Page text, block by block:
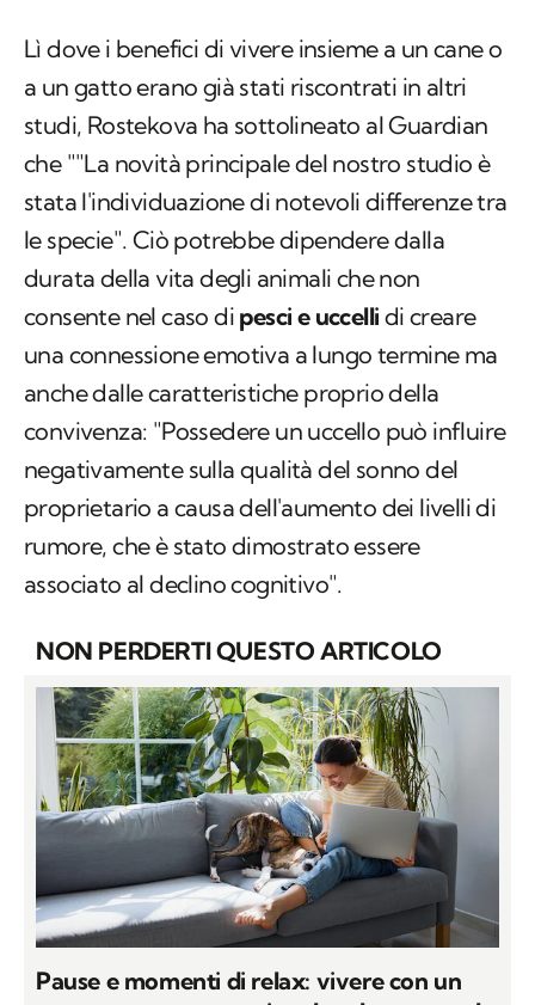
Lì dove i benefici di vivere insieme a un cane o
a un gatto erano già stati riscontrati in altri
studi, Rostekova ha sottolineato al Guardian
che ""La novità principale del nostro studio è
stata l'individuazione di notevoli differenze tra
le specie". Ciò potrebbe dipendere dalla
durata della vita degli animali che non
consente nel caso di pesci e uccelli di creare
una connessione emotiva a lungo termine ma
anche dalle caratteristiche proprio della
convivenza: "Possedere un uccello può influire
negativamente sulla qualità del sonno del
proprietario a causa dell'aumento dei livelli di
rumore, che è stato dimostrato essere
associato al declino cognitivo".
NON PERDERTI QUESTO ARTICOLO
Pause e momenti di relax: vivere con un